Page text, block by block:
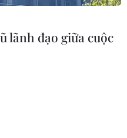
ga T1
lãnh đạo giữa cuộc